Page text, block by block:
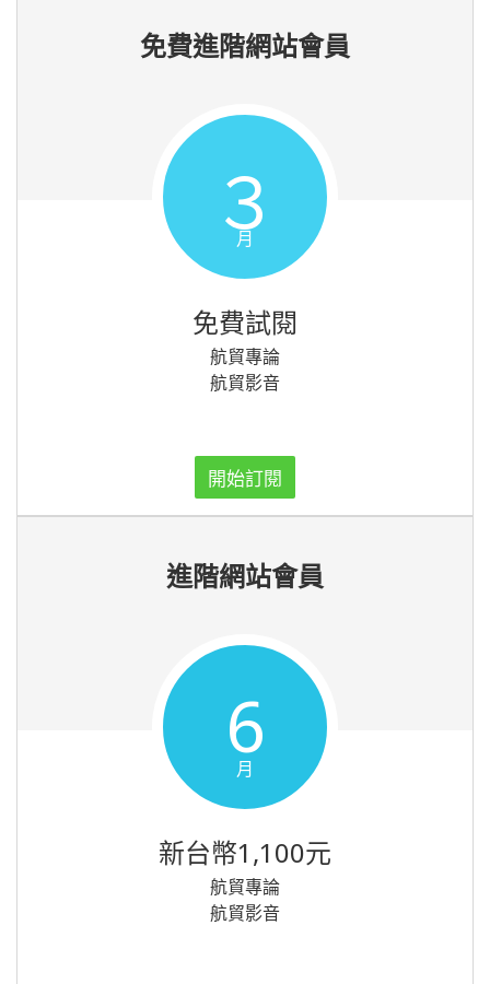
免費進階網站會員
３
月
免費試閱
航貿專論
航貿影音
開始訂閱
進階網站會員
6
月
新台幣1,100元
航貿專論
航貿影音